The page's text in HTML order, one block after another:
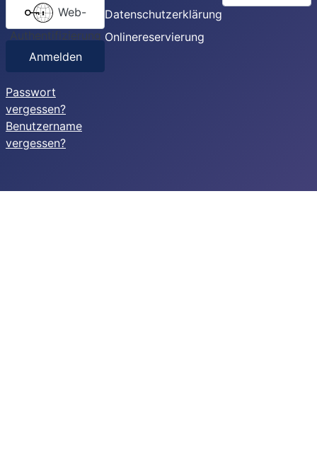
Authentifizierung
Anmelden
Passwort
vergessen?
Benutzername
vergessen?
Datenschutzerklärung
Onlinereservierung